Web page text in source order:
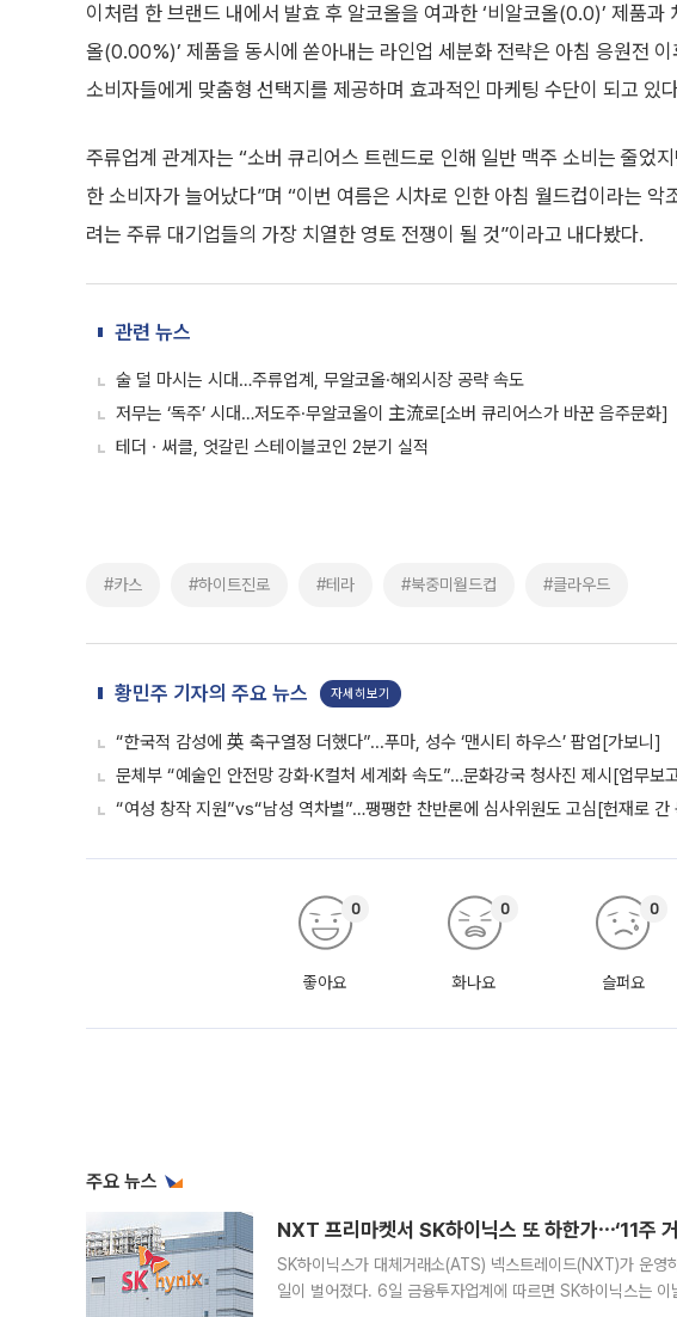
이처럼 한 브랜드 내에서 발효 후 알코올을 여과한 ‘비알코올(0.0)’ 제품과
올(0.00%)’ 제품을 동시에 쏟아내는 라인업 세분화 전략은 아침 응원전
소비자들에게 맞춤형 선택지를 제공하며 효과적인 마케팅 수단이 되고 있
주류업계 관계자는 “소버 큐리어스 트렌드로 인해 일반 맥주 소비는 줄었
한 소비자가 늘어났다”며 “이번 여름은 시차로 인한 아침 월드컵이라는
려는 주류 대기업들의 가장 치열한 영토 전쟁이 될 것”이라고 내다봤다.
관련 뉴스
술 덜 마시는 시대…주류업계, 무알코올·해외시장 공략 속도
저무는 ‘독주’ 시대…저도주·무알코올이 主流로[소버 큐리어스가 바꾼 음주문화]
테더ㆍ써클, 엇갈린 스테이블코인 2분기 실적
#카스 #하이트진로 #테라 #북중미월드컵 #클라우드
황민주 기자의 주요 뉴스 자세히보기
“한국적 감성에 英 축구열정 더했다”...푸마, 성수 ‘맨시티 하우스’ 팝업[가보니]
문체부 “예술인 안전망 강화·K컬처 세계화 속도”…문화강국 청사진 제시[업무보
“여성 창작 지원”vs“남성 역차별”…팽팽한 찬반론에 심사위원도 고심[헌재로 간
좋아요
0
화나요
0
슬퍼요
0
주요 뉴스
NXT 프리마켓서 SK하이닉스 또 하한가⋯‘11주
SK하이닉스가 대체거래소(ATS) 넥스트레이드(NXT)가 운영
일이 벌어졌다. 6일 금융투자업계에 따르면 SK하이닉스는